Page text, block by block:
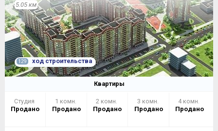
5.05 км
129 ход строительства
Квартиры
Студия
Продано
1 комн.
Продано
2 комн.
Продано
3 комн.
Продано
4 комн.
Продано